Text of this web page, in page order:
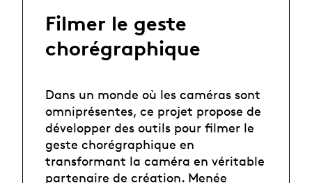
Filmer le geste
chorégraphique
Dans un monde où les caméras sont
omniprésentes, ce projet propose de
développer des outils pour filmer le
geste chorégraphique en
transformant la caméra en véritable
partenaire de création. Menée